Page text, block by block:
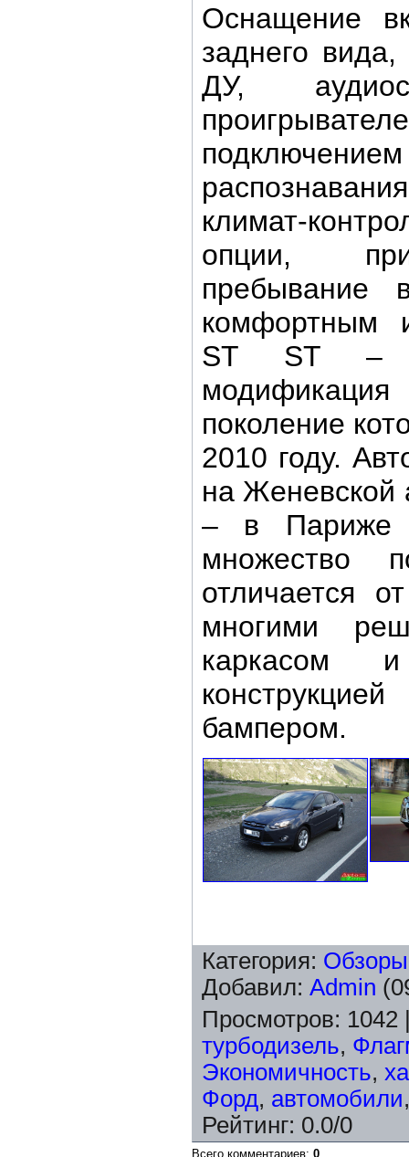
Оснащение
заднего
ДУ,
климат-
опции,
пребывание
комфортным
ST ST –
модификация
поколение
2010 году.
на Женевской
– в Париже
множество
отличается
многими
каркасом и
бампером.
Категория:
Добавил: Admin
Просмотров: 1042
турбодизель,
Экономичность,
Форд, автомобили
Рейтинг: 0.0/0
Всего комментариев: 0